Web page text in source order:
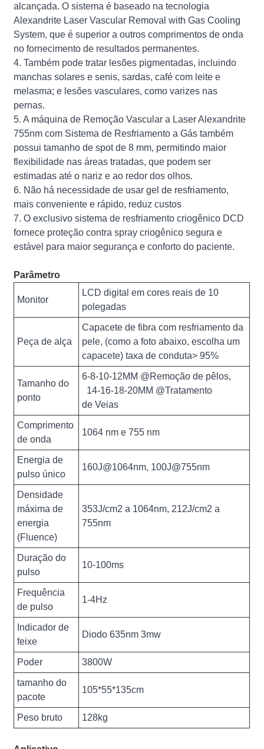
alcançada. O sistema é baseado na tecnologia
Alexandrite Laser Vascular Removal with Gas Cooling
System, que é superior a outros comprimentos de onda
no fornecimento de resultados permanentes.
4. Também pode tratar lesões pigmentadas, incluindo
manchas solares e senis, sardas, café com leite e
melasma; e lesões vasculares, como varizes nas
pernas.
5. A máquina de Remoção Vascular a Laser Alexandrite
755nm com Sistema de Resfriamento a Gás também
possui tamanho de spot de 8 mm, permitindo maior
flexibilidade nas áreas tratadas, que podem ser
estimadas até o nariz e ao redor dos olhos.
6. Não há necessidade de usar gel de resfriamento,
mais conveniente e rápido, reduz custos
7. O exclusivo sistema de resfriamento criogênico DCD
fornece proteção contra spray criogênico segura e
estável para maior segurança e conforto do paciente.
Parâmetro
Monitor
LCD digital em cores reais de 10
polegadas
Peça de alça
Capacete de fibra com resfriamento da
pele, (como a foto abaixo, escolha um
capacete) taxa de conduta> 95%
Tamanho do
ponto
6-8-10-12MM @Remoção de pêlos,
14-16-18-20MM @Tratamento
de Veias
Comprimento
de onda
1064 nm e 755 nm
Energia de
pulso único
160J@1064nm, 100J@755nm
Densidade
máxima de
energia
(Fluence)
353J/cm2 a 1064nm, 212J/cm2 a
755nm
Duração do
pulso
10-100ms
Frequência
de pulso
1-4Hz
Indicador de
feixe
Diodo 635nm 3mw
Poder 3800W
tamanho do
pacote
105*55*135cm
Peso bruto 128kg